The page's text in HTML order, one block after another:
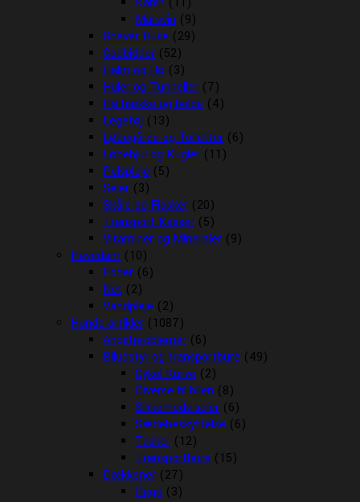
Marsvin (9)
Gnaver Huse (29)
Godbidder (52)
Halm og Hø (3)
Huler og Tunneller (7)
Hø hække og bolde (4)
Legetøj (13)
Løbegårde og Toiletter (6)
Løbehjul og Kugler (11)
Pelspleje (5)
Seler (3)
Skåle og Flasker (20)
Transport Kasser (5)
Vitaminer og Mineraler (9)
Havedam (10)
Foder (6)
Net (2)
Vandpleje (2)
Hunde artikler (1087)
Angstproblemer (6)
Biludstyr og transportbure (49)
Cykel Kurve (2)
Diverse til bilen (8)
Sikkerheds seler (6)
Sædebeskyttelse (6)
Tasker (12)
Transportbure (15)
Dækkener (27)
Regn (3)